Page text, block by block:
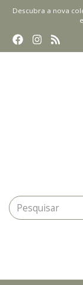
Descubra a nova